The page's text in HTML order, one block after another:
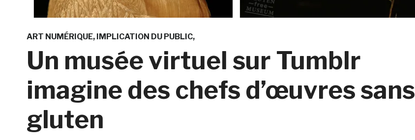
ART NUMÉRIQUE IMPLICATION DU PUBLIC
Un musée virtuel sur Tumblr
imagine des chefs d’œuvres sans
gluten